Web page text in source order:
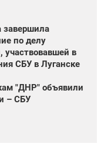
завершила
по делу
участвовавшей в
СБУ в Луганске
"ДНР" объявили
– СБУ